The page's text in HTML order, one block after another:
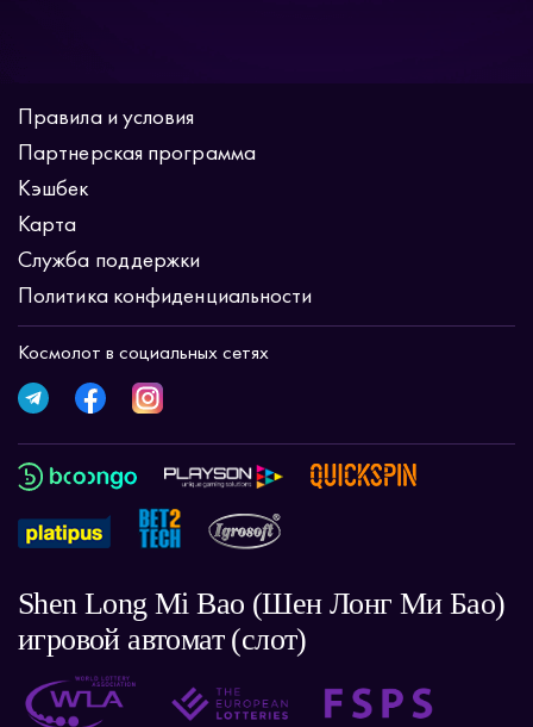
Правила и условия
Партнерская программа
Кэшбек
Карта
Служба поддержки
Политика конфиденциальности
Космолот в социальных сетях
Shen Long Mi Bao (Шен Лонг Ми Бао)
игровой автомат (слот)